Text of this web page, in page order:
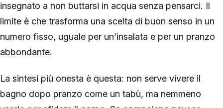
insegnato a non buttarsi in acqua senza pensarci. Il
limite è che trasforma una scelta di buon senso in un
numero fisso, uguale per un’insalata e per un pranzo
abbondante.
La sintesi più onesta è questa: non serve vivere il
bagno dopo pranzo come un tabù, ma nemmeno